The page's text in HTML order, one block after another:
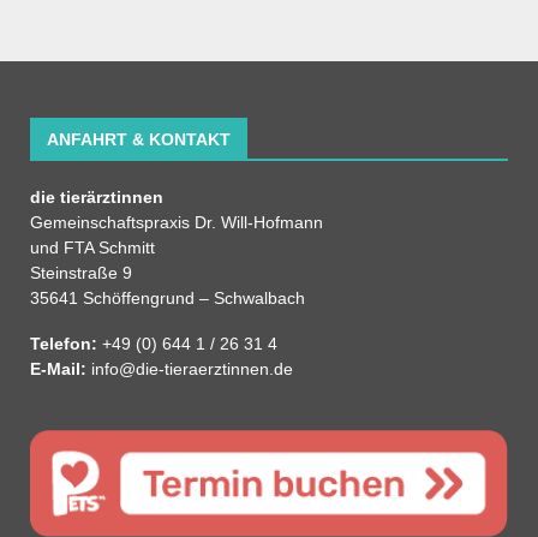
ANFAHRT & KONTAKT
die tierärztinnen
Gemeinschaftspraxis Dr. Will-Hofmann
und FTA Schmitt
Steinstraße 9
35641 Schöffengrund – Schwalbach
Telefon: +49 (0) 644 1 / 26 31 4
E-Mail: info@die-tieraerztinnen.de